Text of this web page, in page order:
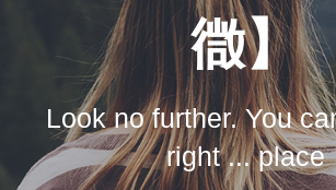
㣲】
Look no further. You
right ... place